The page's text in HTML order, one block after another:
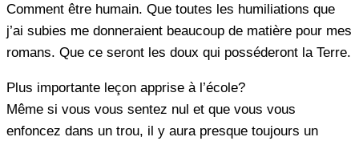
Comment être humain. Que toutes les humiliations que
j’ai subies me donneraient beaucoup de matière pour mes
romans. Que ce seront les doux qui posséderont la Terre.
Plus importante leçon apprise à l’école?
Même si vous vous sentez nul et que vous vous
enfoncez dans un trou, il y aura presque toujours un